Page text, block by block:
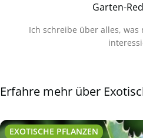
Garten-
Ich schreibe über alles,
Erfahre mehr über
EXOTISCHE PFLANZEN